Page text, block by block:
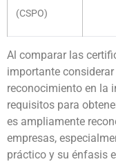
(CSPO)
Al comparar las
importante
reconocimiento en la
requisitos para
es ampliamente
empresas,
práctico y su énfasis